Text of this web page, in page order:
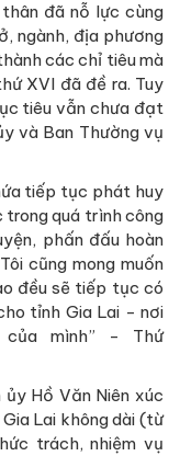
đã nỗ lực cùng
ngành, địa phương
các chỉ tiêu mà
XVI đã đề ra. Tuy
tiêu vẫn chưa đạt
và Ban Thường vụ
tiếp tục phát huy
quá trình công
phấn đấu hoàn
cũng mong muốn
đều sẽ tiếp tục có
tỉnh Gia Lai - nơi
mình” - Thứ
Hồ Văn Niên xúc
Lai không dài (từ
trách, nhiệm vụ